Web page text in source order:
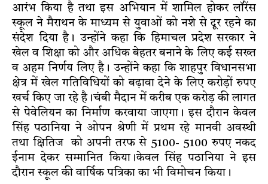
आरंभ किया है तथा इस अभियान में शामिल होकर लॉरेंस
स्कूल ने मैराथन के माध्यम से युवाओं को नशे से दूर रहने का
संदेश दिया है। उन्होंने कहा कि हिमाचल प्रदेश सरकार ने
खेल व शिक्षा को और अधिक बेहतर बनाने के लिए कई सख्त
व अहम निर्णय लिए है। उन्होंने कहा कि शाहपुर विधानसभा
क्षेत्र में खेल गतिविधियों को बढ़ावा देने के लिए करोड़ों रुपए
खर्च किए जा रहे है।चंबी मैदान में करीब एक करोड़ की लागत
से पेवेलियन का निर्माण करवाया जाएगा। इस दौरान केवल
सिंह पठानिया ने ओपन श्रेणी में प्रथम रहे मानवी अवस्थी
तथा क्षितिज को अपनी तरफ से 5100- 5100 रुपए नकद
ईनाम देकर सम्मानित किया।केवल सिंह पठानिया ने इस
दौरान स्कूल की वार्षिक पत्रिका का भी विमोचन किया।